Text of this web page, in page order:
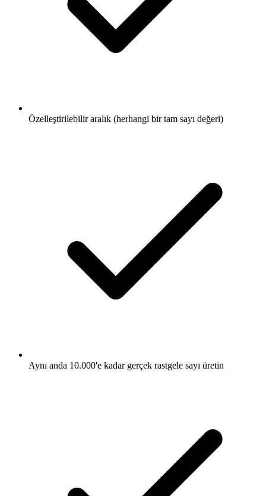
Özelleştirilebilir aralık (herhangi bir tam sayı değeri)
Aynı anda 10.000'e kadar gerçek rastgele sayı üretin